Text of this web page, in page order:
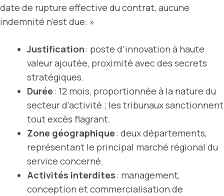
date de rupture effective du contrat, aucune
indemnité n’est due. »
Justification: poste d’innovation à haute
valeur ajoutée, proximité avec des secrets
stratégiques.
Durée: 12 mois, proportionnée à la nature du
secteur d’activité ; les tribunaux sanctionnent
tout excès flagrant.
Zone géographique: deux départements,
représentant le principal marché régional du
service concerné.
Activités interdites: management,
conception et commercialisation de